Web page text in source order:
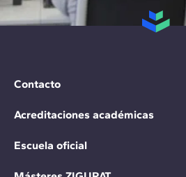
Contacto
Acreditaciones académicas
Escuela oficial